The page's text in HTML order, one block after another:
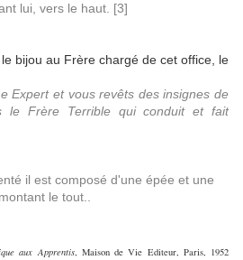
lui, vers le haut. [3]
bijou au Frère chargé de cet office, le
Expert et vous revêts des insignes de
le Frère Terrible qui conduit et fait
il est composé d'une épée et une
le tout..
aux Apprentis, Maison de Vie Editeur, Paris, 1952